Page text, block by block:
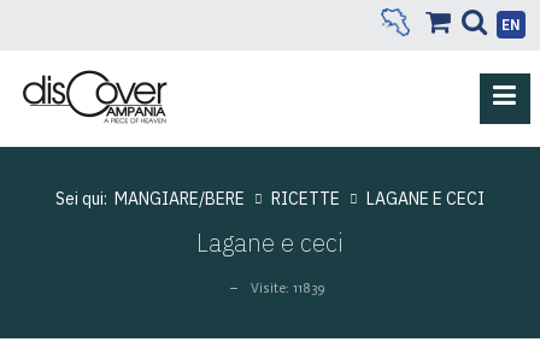
EN
Sei qui: MANGIARE/BERE RICETTE LAGANE E CECI
Lagane e ceci
Visite: 11839